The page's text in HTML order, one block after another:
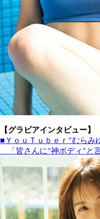
【グラビアインタビュー】
■ＹｏｕＴｕｂｅｒ"むらみ
「皆さんに"神ボディ"と